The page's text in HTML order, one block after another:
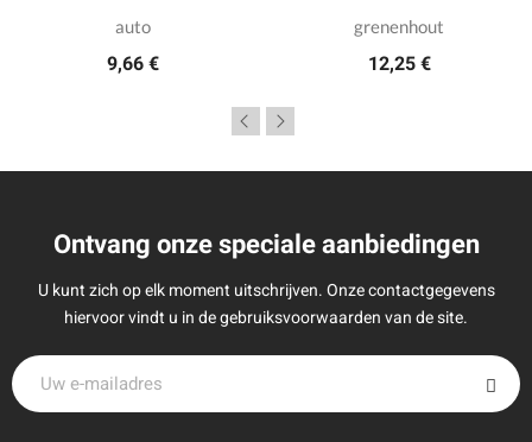
auto
9,66 €
grenenhout
12,25 €
Ontvang onze speciale aanbiedingen
U kunt zich op elk moment uitschrijven. Onze contactgegevens
hiervoor vindt u in de gebruiksvoorwaarden van de site.